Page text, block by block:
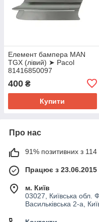
Елемент бампера MAN
TGX (лівий) ➤ Pacol
81416850097
400 ₴
Купити
Про нас
91% позитивних з 114
Працює з 23.06.2015
м. Київ
03027, Київська обл.
Васильківська 2-а,